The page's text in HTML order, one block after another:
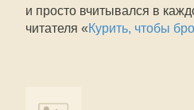
и просто вчитывался в
читателя «Курить, чтобы